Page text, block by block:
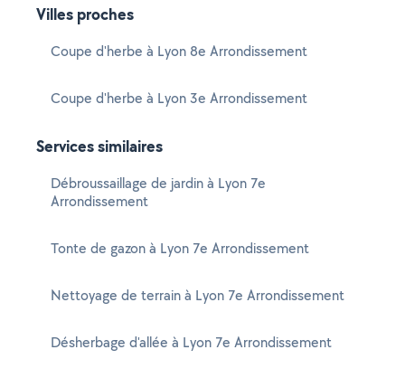
Villes proches
Coupe d'herbe à Lyon 8e Arrondissement
Coupe d'herbe à Lyon 3e Arrondissement
Services similaires
Débroussaillage de jardin à Lyon 7e
Arrondissement
Tonte de gazon à Lyon 7e Arrondissement
Nettoyage de terrain à Lyon 7e Arrondissement
Désherbage d'allée à Lyon 7e Arrondissement